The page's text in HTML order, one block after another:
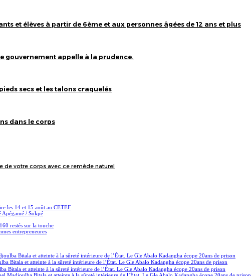
et élèves à partir de 6ème et aux personnes âgées de 12 ans et plus
gouvernement appelle à la prudence.
secs et les talons craquelés
dans le corps
de votre corps avec ce remède naturel
les 14 et 15 août au CETEF
Apégamé / Sokpé
restés sur la touche
entrepreneures
Bitala et atteinte à la sûreté intérieure de l’État. Le Gle Abalo Kadangha écope 20ans de prison
Bitala et atteinte à la sûreté intérieure de l’État. Le Gle Abalo Kadangha écope 20ans de prison
Bitala et atteinte à la sûreté intérieure de l’État. Le Gle Abalo Kadangha écope 20ans de prison